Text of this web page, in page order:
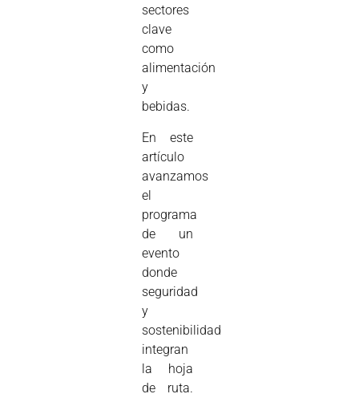
sectores
clave
como
alimentación
y
bebidas.
En este
artículo
avanzamos
el
programa
de un
evento
donde
seguridad
y
sostenibilidad
integran
la hoja
de ruta.